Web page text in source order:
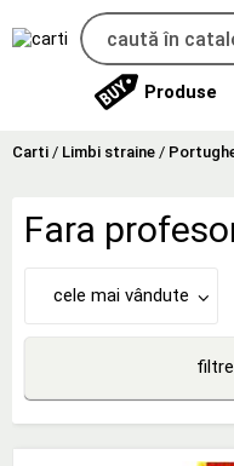
Produse
Carti / Limbi straine /
Fara
cele mai vândute